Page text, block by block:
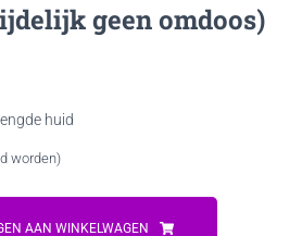
geen omdoos)
huid
worden)
AAN WINKELWAGEN